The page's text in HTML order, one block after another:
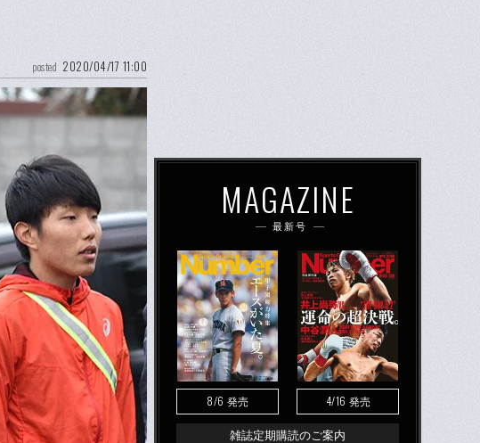
posted 2020/04/17 11:00
MAGAZINE
最新号
8/6 発売 4/16 発売
雑誌定期購読のご案内